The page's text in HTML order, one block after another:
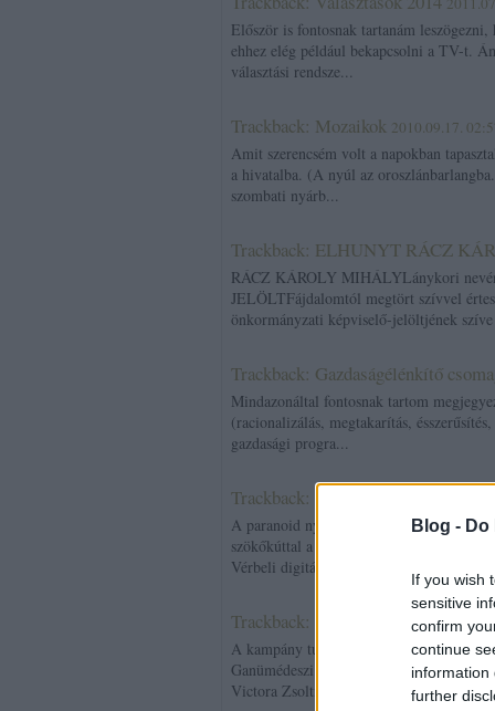
Blog -
If you wish
sensitive
confirm
continue
information
further
Először is fontosnak tartanám
ehhez elég például bekapcsolni a TV-t.
választási rendsze...
Trackback: Mozaikok 2010.09.17.
Amit szerencsém volt a napokban
a hivatalba. (A nyúl az
szombati nyárb...
Trackback: ELHUNYT RÁCZ
RÁCZ KÁROLY MIHÁLYLánykori
JELÖLTFájdalomtól megtört szívvel
önkormányzati képviselő-jelöltjének szíve
Trackback: Gazdaságélénkítő
Mindazonáltal fontosnak tartom
(racionalizálás, megtakarítás,
gazdasági progra...
Trackback: Neurotikus
A paranoid nyilvánvalóan a sötét oldalon
szökőkúttal a közepén.A kőkorszaki
Vérbeli digitális ...
Trackback: Valami véget ért?
A kampány tutira, remélem a kutya
Ganümédeszi Galaktokolonialista Párt
Victora Zsoltnak kb 3000, ...